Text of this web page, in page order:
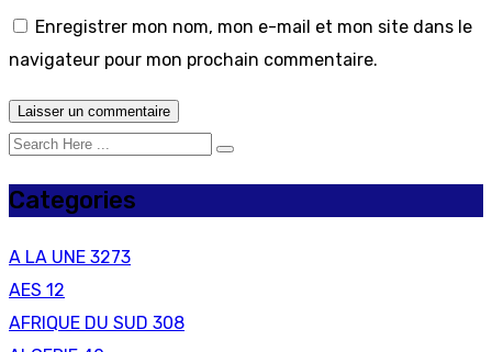
Enregistrer mon nom, mon e-mail et mon site dans le
navigateur pour mon prochain commentaire.
Categories
A LA UNE 3273
AES 12
AFRIQUE DU SUD 308